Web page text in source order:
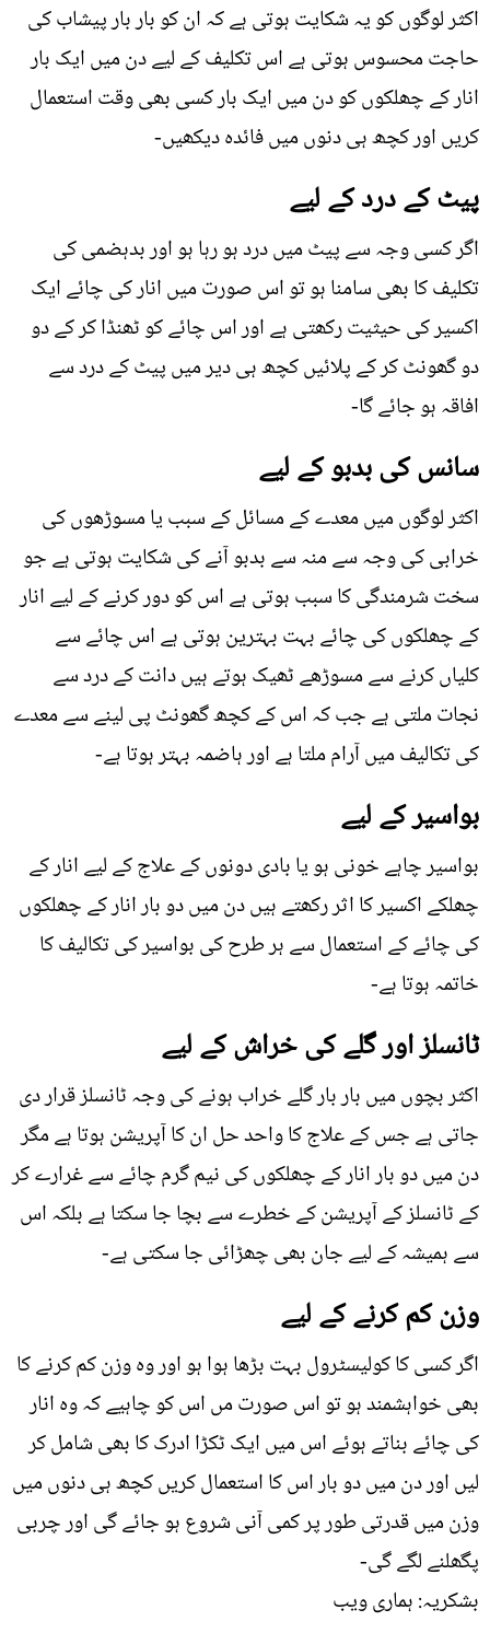
اکثر لوگوں کو یہ شکایت ہوتی ہے کہ ان کو بار بار پیشاب کی
حاجت محسوس ہوتی ہے اس تکلیف کے لیے دن میں ایک بار
انار کے چھلکوں کو دن میں ایک بار کسی بھی وقت استعمال
کریں اور کچھ ہی دنوں میں فائدہ دیکھیں-
پیٹ کے درد کے لیے
اگر کسی وجہ سے پیٹ میں درد ہو رہا ہو اور بدہضمی کی
تکلیف کا بھی سامنا ہو تو اس صورت میں انار کی چائے ایک
اکسیر کی حیثیت رکھتی ہے اور اس چائے کو ٹھنڈا کر کے دو
دو گھونٹ کر کے پلائيں کچھ ہی دیر میں پیٹ کے درد سے
افاقہ ہو جائے گا-
سانس کی بدبو کے لیے
اکثر لوگوں میں معدے کے مسائل کے سبب یا مسوڑھوں کی
خرابی کی وجہ سے منہ سے بدبو آنے کی شکایت ہوتی ہے جو
سخت شرمندگی کا سبب ہوتی ہے اس کو دور کرنے کے لیے انار
کے چھلکوں کی چائے بہت بہترین ہوتی ہے اس چائے سے
کلیاں کرنے سے مسوڑھے ٹھیک ہوتے ہیں دانت کے درد سے
نجات ملتی ہے جب کہ اس کے کچھ گھونٹ پی لینے سے معدے
کی تکالیف میں آرام ملتا ہے اور ہاضمہ بہتر ہوتا ہے-
بواسیر کے لیے
بواسیر چاہے خونی ہو یا بادی دونوں کے علاج کے لیے انار کے
چھلکے اکسیر کا اثر رکھتے ہیں دن میں دو بار انار کے چھلکوں
کی چائے کے استعمال سے ہر طرح کی بواسیر کی تکالیف کا
خاتمہ ہوتا ہے-
ٹانسلز اور گلے کی خراش کے لیے
اکثر بچوں میں بار بار گلے خراب ہونے کی وجہ ٹانسلز قرار دی
جاتی ہے جس کے علاج کا واحد حل ان کا آپریشن ہوتا ہے مگر
دن میں دو بار انار کے چھلکوں کی نیم گرم چائے سے غرارے کر
کے ٹانسلز کے آپریشن کے خطرے سے بچا جا سکتا ہے بلکہ اس
سے ہمیشہ کے لیے جان بھی چھڑائی جا سکتی ہے-
وزن کم کرنے کے لیے
اگر کسی کا کولیسٹرول بہت بڑھا ہوا ہو اور وہ وزن کم کرنے کا
بھی خواہشمند ہو تو اس صورت مں اس کو چاہیے کہ وہ انار
کی چائے بناتے ہوئے اس میں ایک ٹکڑا ادرک کا بھی شامل کر
لیں اور دن میں دو بار اس کا استعمال کریں کچھ ہی دنوں میں
وزن میں قدرتی طور پر کمی آنی شروع ہو جائے گی اور چربی
پگھلنے لگے گی-
بشکریہ: ہماری ویب